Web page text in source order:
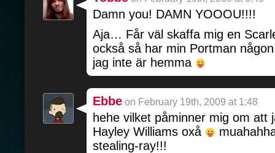
Damn you! DAMN YOOOU!!!!
Aja… Får väl skaffa mig en
också så har min Portman
jag inte är hemma
Ebbe on February 19th, 2009 at 1:48
hehe vilket påminner mig om att
Hayley Williams oxå
stealing-ray!!!